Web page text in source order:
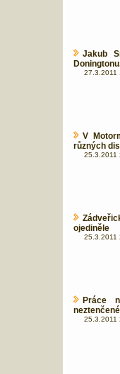
Jakub
27.3.2011
V
různých
25.3.2011
ojediněle
25.3.2011
Práce
25.3.2011